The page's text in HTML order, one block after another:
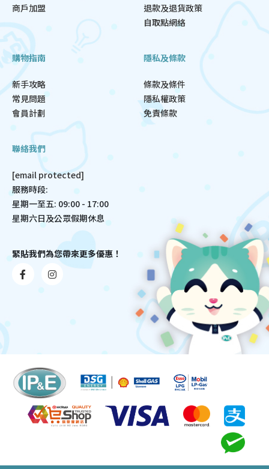
商戶加盟
退款及退貨政策
自取點網絡
購物指南
新手攻略
常見問題
會員計劃
隱私及條款
條款及條件
隱私權政策
免責條款
聯絡我們
[email protected]
服務時段:
星期一至五: 09:00 - 17:00
星期六日及公眾假期休息
緊貼我們為您帶來更多優惠！